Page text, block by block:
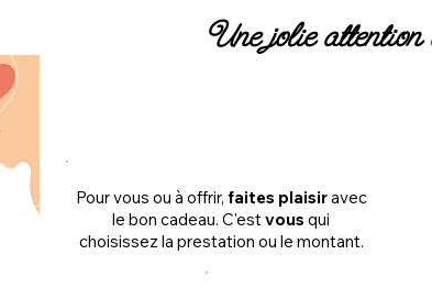
Une jolie
Pour vous ou à offrir, faites plaisiravec
le bon cadeau. C'estvous qui
choisissez la prestation ou le montant.